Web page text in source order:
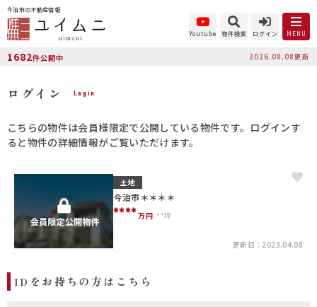
今治市の不動産情報
Youtube 物件検索 ログイン MENU
1682件公開中 2026.08.08更新
ログイン Login
こちらの物件は会員様限定で公開している物件です。ログインす
ると物件の詳細情報がご覧いただけます。
土地
今治市＊＊＊＊
****万円 **坪
更新日：2023.04.08
IDをお持ちの方はこちら